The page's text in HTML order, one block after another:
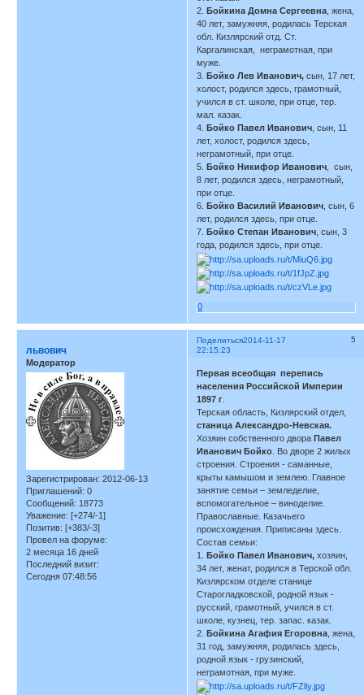
2. Бойкина Домна Сергеевна, жена,
40 лет, замужняя, родилась Терская
обл. Кизлярский отд. Ст.
Каргалинская, неграмотная, при
муже.
3. Бойко Лев Иванович, сын, 17 лет,
холост, родился здесь, грамотный,
учился в ст. школе, при отце, тер.
мал. казак.
4. Бойко Павел Иванович, сын, 11
лет, холост, родился здесь,
неграмотный, при отце.
5. Бойко Никифор Иванович, сын,
8 лет, родился здесь, неграмотный,
при отце.
6. Бойко Василий Иванович, сын, 6
лет, родился здесь, при отце.
7. Бойко Степан Иванович, сын, 3
года, родился здесь, при отце.
0
Поделиться 5
2014-11-17
22:15:23
львович
Модератор
Зарегистрирован: 2012-06-13
Приглашений: 0
Сообщений: 18773
Уважение: [+274/-1]
Позитив: [+383/-3]
Провел на форуме:
2 месяца 16 дней
Последний визит:
Сегодня 07:48:56
Первая всеобщая перепись
населения Российской Империи
1897 г
Терская область, Кизлярский отдел,
станица Александро-Невская.
Хозяин собственного двораПавел
Иванович Бойко . Во дворе 2 жилых
строения. Cтроения - саманные,
крыты камышом и землею. Главное
занятие семьи – земледелие,
вспомогательное – виноделие.
Православные. Казачьего
происхождения. Приписаны здесь.
Состав семьи:
1.Бойко Павел Иванович, хозяин,
34 лет, женат, родился в Терской обл.
Кизлярском отделе станице
Старогладковской, родной язык -
русский, грамотный, учился в ст.
школе, кузнец, тер. запас. казак.
2.Бойкина Агафия Егоровна , жена,
31 год, замужняя, родилась здесь,
родной язык - грузинский,
неграмотная, при муже.